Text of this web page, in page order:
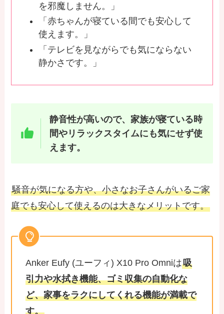
を邪魔しません。」
「赤ちゃんが寝ている間でも安心して
使えます。」
「テレビを見ながらでも気にならない
静かさです。」
静音性が高いので、家族が寝ている時
間やリラックスタイムにも気にせず使
えます。
騒音が気になる方や、小さなお子さんがいるご家
庭でも安心して使えるのは大きなメリットです。
Anker Eufy (ユーフィ) X10 Pro Omniは吸
引力や水拭き機能、ゴミ収集の自動化な
ど、家事をラクにしてくれる機能が満載で
す。